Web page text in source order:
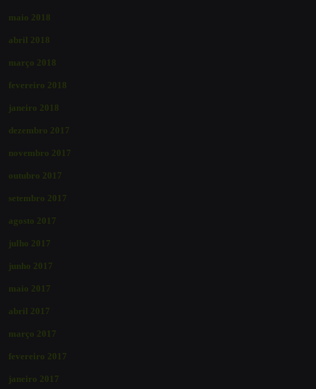
maio 2018
abril 2018
março 2018
fevereiro 2018
janeiro 2018
dezembro 2017
novembro 2017
outubro 2017
setembro 2017
agosto 2017
julho 2017
junho 2017
maio 2017
abril 2017
março 2017
fevereiro 2017
janeiro 2017